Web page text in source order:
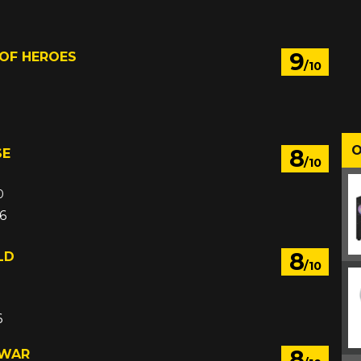
9/10
HEROES
8/10
8/10